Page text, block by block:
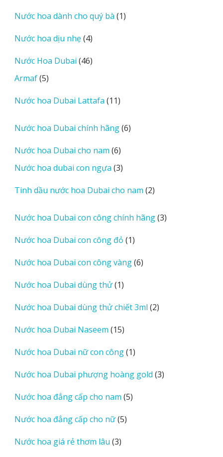
phẩm
Nước hoa dành cho quý bà 11
Nước hoa dịu nhẹ 44
phẩm
Nước Hoa Dubai 4646
Armaf 55
phẩm
Nước hoa Dubai Lattafa 1111
phẩm
Nước hoa Dubai chính hãng 66
Nước hoa Dubai cho nam 66
sản
phẩm
Nước hoa dubai con ngựa 33
phẩm
Tinh dầu nước hoa Dubai cho nam 22
phẩm
Nước hoa Dubai con công chính hãng 33
Nước hoa Dubai con công đỏ 11
phẩm
Nước hoa Dubai con công vàng 66
Nước hoa Dubai dùng thử 11
phẩm
Nước hoa Dubai dùng thử chiết 3ml 22
Nước hoa Dubai Naseem 1515
phẩm
Nước hoa Dubai nữ con công 11
phẩm
Nước hoa Dubai phượng hoàng gold 33
Nước hoa đẳng cấp cho nam 55
Nước hoa đẳng cấp cho nữ 55
Nước hoa giá rẻ thơm lâu 33